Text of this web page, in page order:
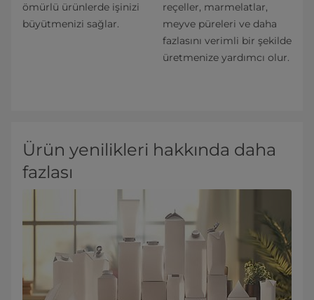
ömürlü ürünlerde işinizi
büyütmenizi sağlar.
reçeller, marmelatlar,
meyve püreleri ve daha
fazlasını verimli bir şekilde
üretmenize yardımcı olur.
Ürün yenilikleri hakkında daha
fazlası